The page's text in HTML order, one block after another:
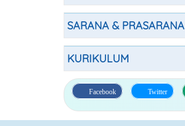
SARANA & PRASARANA
KURIKULUM
Facebook Twitter